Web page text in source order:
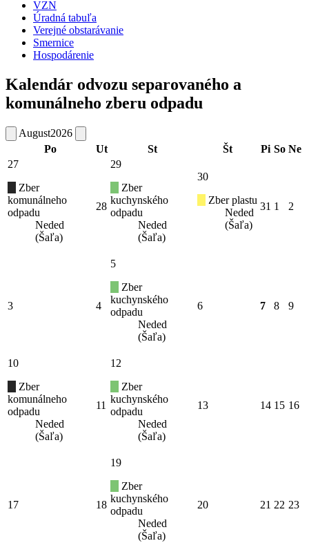
VZN
Úradná tabuľa
Verejné obstarávanie
Smernice
Hospodárenie
Kalendár odvozu separovaného a
komunálneho zberu odpadu
August2026
Po
Ut St Št Pi So Ne
27
Zber
komunálneho
odpadu
Neded
(Šaľa)
28
29
Zber
kuchynského
odpadu
Neded
(Šaľa)
30
Zber plastu
Neded
(Šaľa)
31 1 2
3 4
5
Zber
kuchynského
odpadu
Neded
(Šaľa)
6 7 8 9
10
Zber
komunálneho
odpadu
Neded
(Šaľa)
11
12
Zber
kuchynského
odpadu
Neded
(Šaľa)
13 14 15 16
17 18
19
Zber
kuchynského
odpadu
Neded
(Šaľa)
20 21 22 23